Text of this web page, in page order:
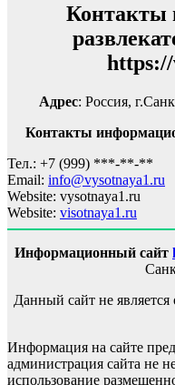
Контакты
Адрес: Россия,
Контакты
Тел.: +7 (999) ***-**-**
Email: info@vysotnaya1.ru
Website: vysotnaya1.ru
Website: visotnaya1.ru
Информационный сайт
Данный сайт не
Информация на сайте
администрация сайта не
использование